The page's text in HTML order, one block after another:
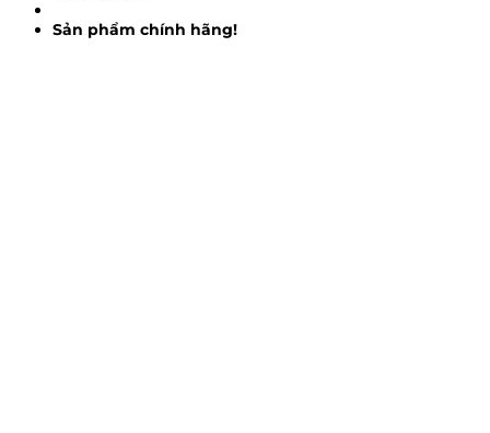
Sản phẩm chính hãng!